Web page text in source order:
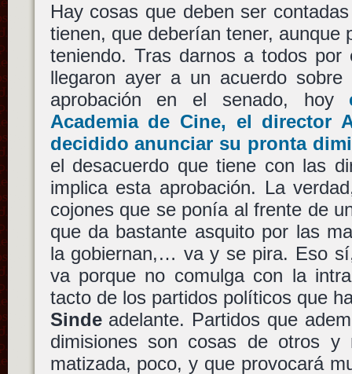
Hay cosas que deben ser
tienen, que deberían tener, aunque
teniendo. Tras darnos a todos
llegaron ayer a un acuerdo
aprobación en el senado, hoy
Academia de Cine, el director
decidido anunciar su pronta
el desacuerdo que tiene con las
implica esta aprobación. La
cojones que se ponía al frente de
que da bastante asquito por las
la gobiernan,… va y se pira. Eso
va porque no comulga con la
tacto de los partidos políticos que
Sindeadelante. Partidos que
dimisiones son cosas de otros y
matizada, poco, y que provocará